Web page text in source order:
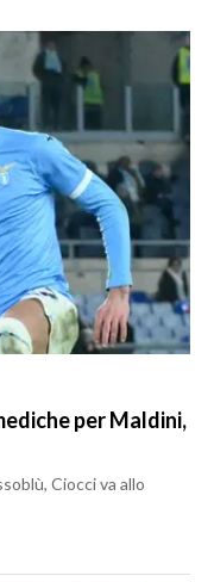
per Maldini,
Ciocci va allo